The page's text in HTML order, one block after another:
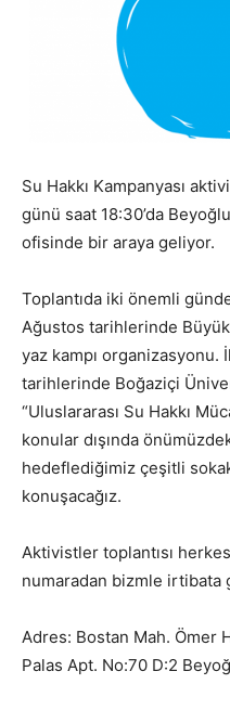
Su Hakkı Kampanyası
günü saat 18:30’da
ofisinde bir araya geliyor.
Toplantıda iki önemli
Ağustos tarihlerinde
yaz kampı organizasyonu.
tarihlerinde Boğaziçi
“Uluslararası Su Hakkı
konular dışında
hedeflediğimiz çeşitli
konuşacağız.
Aktivistler toplantısı
numaradan bizmle
Adres: Bostan Mah. Ömer
Palas Apt. No:70 D:2